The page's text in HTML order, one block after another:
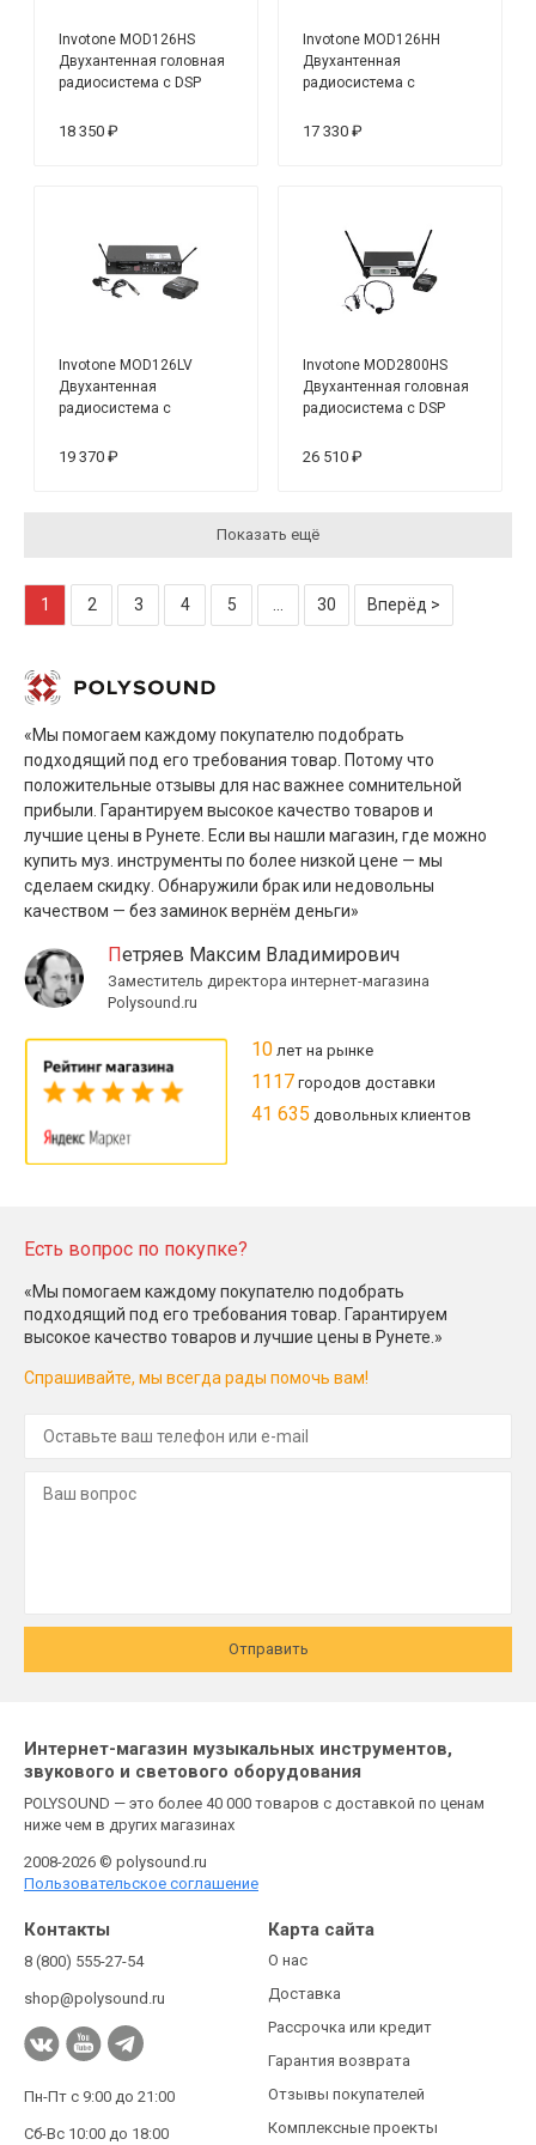
Invotone MOD126HS
Двухантенная головная
радиосистема с DSP
18 350 ₽
Invotone MOD126HH
Двухантенная
радиосистема с
17 330 ₽
Invotone MOD126LV
Двухантенная
радиосистема с
19 370 ₽
Invotone MOD2800HS
Двухантенная головная
радиосистема с DSP
26 510 ₽
Показать ещё
1 2 3 4 5 30 Вперёд >
«Мы помогаем каждому покупателю подобрать
подходящий под его требования товар. Потому что
положительные отзывы для нас важнее сомнительной
прибыли. Гарантируем высокое качество товаров и
лучшие цены в Рунете. Если вы нашли магазин, где можно
купить муз. инструменты по более низкой цене — мы
сделаем скидку. Обнаружили брак или недовольны
качеством — без заминок вернём деньги»
Петряев Максим Владимирович
Заместитель директора интернет-магазина
Polysound.ru
10 лет на рынке
1117 городов доставки
41 635 довольных клиентов
Есть вопрос по покупке?
«Мы помогаем каждому покупателю подобрать
подходящий под его требования товар. Гарантируем
высокое качество товаров и лучшие цены в Рунете.»
Спрашивайте, мы всегда рады помочь вам!
Отправить
Интернет-магазин музыкальных инструментов,
звукового и светового оборудования
POLYSOUND — это более 40 000 товаров с доставкой по ценам
ниже чем в других магазинах
2008-2026 © polysound.ru
Пользовательское соглашение
Контакты
8 (800) 555-27-54
shop@polysound.ru
Пн-Пт с 9:00 до 21:00
Сб-Вс 10:00 до 18:00
Карта сайта
О нас
Доставка
Рассрочка или кредит
Гарантия возврата
Отзывы покупателей
Комплексные проекты